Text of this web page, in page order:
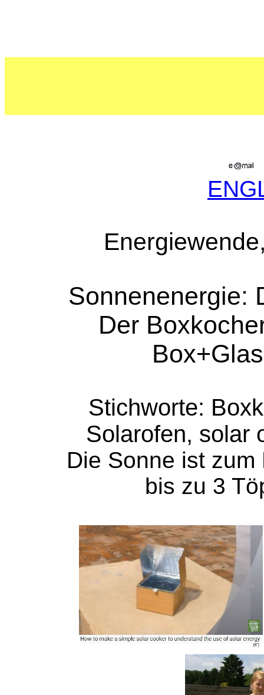
Sonnenenergie:
Der
Stichworte:
Solarofen, solar
Die Sonne ist
bis zu 3